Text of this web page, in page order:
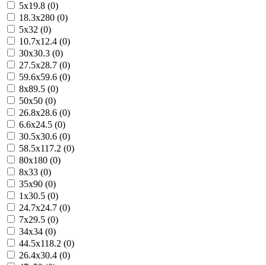
5x19.8 (0)
18.3x280 (0)
5x32 (0)
10.7x12.4 (0)
30x30.3 (0)
27.5x28.7 (0)
59.6x59.6 (0)
8x89.5 (0)
50x50 (0)
26.8x28.6 (0)
6.6x24.5 (0)
30.5x30.6 (0)
58.5x117.2 (0)
80x180 (0)
8x33 (0)
35x90 (0)
1x30.5 (0)
24.7x24.7 (0)
7x29.5 (0)
34x34 (0)
44.5x118.2 (0)
26.4x30.4 (0)